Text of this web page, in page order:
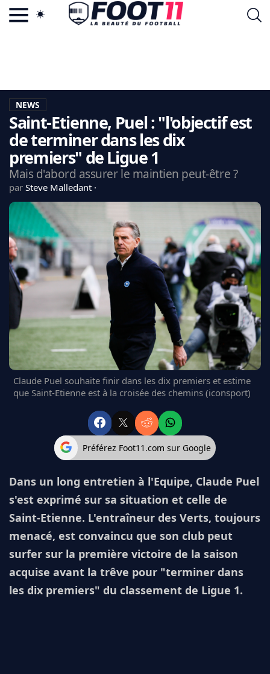
LA CHARTE
VIE PRIVÉE
CGU
CONTACTEZ-NOUS
CDM 2026
EDF
PSG
LIGUE 1
REAL MADRID
FC BARCELONE
MANCHESTER UNITED
CHELSEA
ARSENAL
BAYERN
L'AVIS DE LA RÉDAC'
NEWS
Saint-Etienne, Puel : "l'objectif est
de terminer dans les dix
premiers" de Ligue 1
Mais d'abord assurer le maintien peut-être ?
par Steve Malledant
Claude Puel souhaite finir dans les dix premiers et estime
que Saint-Etienne est à la croisée des chemins (iconsport)
Préférez Foot11.com sur Google
Dans un long entretien à l'Equipe, Claude Puel
s'est exprimé sur sa situation et celle de
Saint-Etienne. L'entraîneur des Verts, toujours
menacé, est convaincu que son club peut
surfer sur la première victoire de la saison
acquise avant la trêve pour "terminer dans
les dix premiers" du classement de Ligue 1.